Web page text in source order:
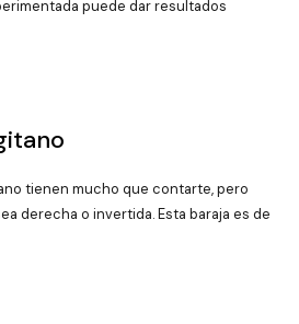
puede dar resultados
tienen mucho que contarte, pero
derecha o invertida. Esta baraja es de